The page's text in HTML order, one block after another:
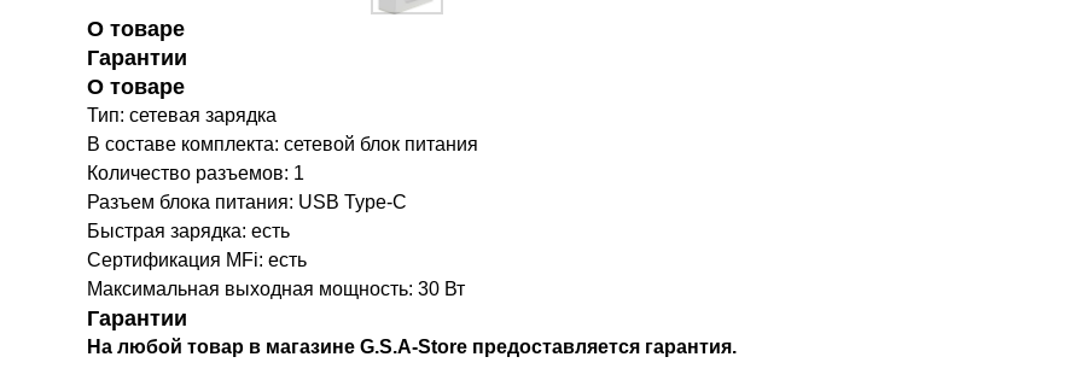
О товаре
Гарантии
О товаре
Тип: сетевая зарядка
В составе комплекта: сетевой блок питания
Количество разъемов: 1
Разъем блока питания: USB Type-C
Быстрая зарядка: есть
Сертификация MFi: есть
Максимальная выходная мощность: 30 Вт
Гарантии
На любой товар в магазине G.S.A-Store предоставляется гарантия.